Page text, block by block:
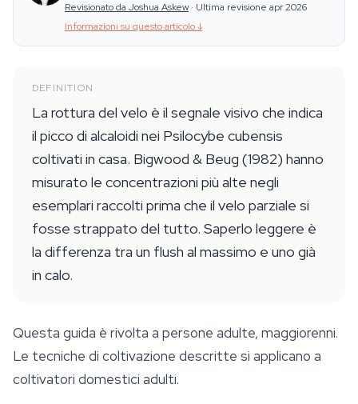
Revisionato da Joshua Askew · Ultima revisione apr 2026
Informazioni su questo articolo↓
DEFINITION
La rottura del velo è il segnale visivo che indica
il picco di alcaloidi nei Psilocybe cubensis
coltivati in casa. Bigwood & Beug (1982) hanno
misurato le concentrazioni più alte negli
esemplari raccolti prima che il velo parziale si
fosse strappato del tutto. Saperlo leggere è
la differenza tra un flush al massimo e uno già
in calo.
Questa guida è rivolta a persone adulte, maggiorenni.
Le tecniche di coltivazione descritte si applicano a
coltivatori domestici adulti.